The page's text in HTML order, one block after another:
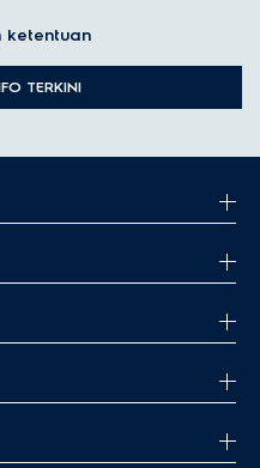
TERKINI